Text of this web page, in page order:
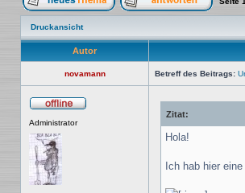
Ein neues Thema erstellenAuf das
Druckansicht
Autor
novamann Betreff des Beitrags:
Administrator
Zitat:
Hola!
Ich hab hier